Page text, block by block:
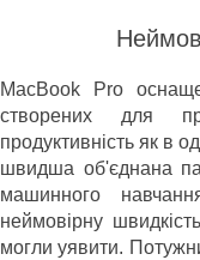
MacBook Pro
створених для
продуктивність як в
швидша об'єднана
машинного
неймовірну
могли уявити.